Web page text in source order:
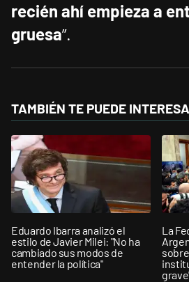
recién ahí empieza a
gruesa”.
TAMBIÉN TE PUEDE
Eduardo Ibarra analizó el
estilo de Javier Milei: "No ha
cambiado sus modos de
entender la política"
La